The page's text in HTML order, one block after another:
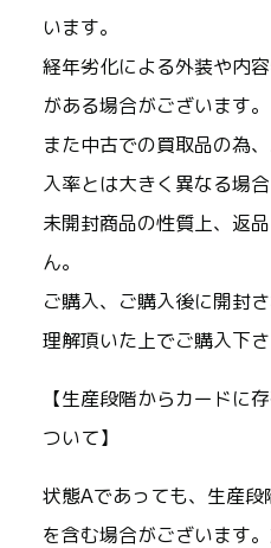
います。
経年劣化による外装や内
がある場合がございます。
また中古での買取品の為
入率とは大きく異なる場合
未開封商品の性質上、返
ん。
ご購入、ご購入後に開封
理解頂いた上でご購入下さ
【生産段階からカードに
ついて】
状態Aであっても、生産段
を含む場合がございます